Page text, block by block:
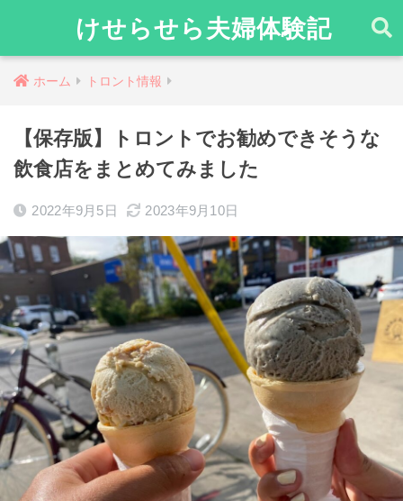
けせらせら夫婦体験記
ホーム トロント情報
【保存版】トロントでお勧めできそうな
飲食店をまとめてみました
2022年9月5日 2023年9月10日